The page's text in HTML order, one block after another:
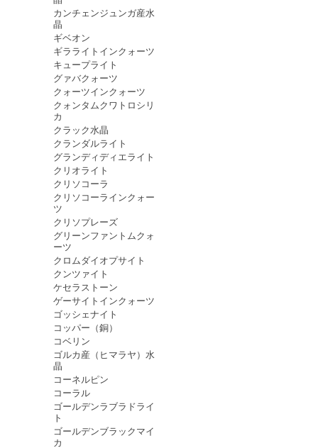
カンチェンジュンガ産水
晶
ギベオン
ギラライトインクォーツ
キュープライト
グァバクォーツ
クォーツインクォーツ
クォンタムクワトロシリ
カ
クラック水晶
クランダルライト
グランディディエライト
クリオライト
クリソコーラ
クリソコーラインクォー
ツ
クリソプレーズ
グリーンファントムクォ
ーツ
クロムダイオプサイト
クンツァイト
ケセラストーン
ゲーサイトインクォーツ
ゴッシェナイト
コッパー（銅）
コベリン
ゴルカ産（ヒマラヤ）水
晶
コーネルピン
コーラル
ゴールデンラブラドライ
ト
ゴールデンブラックマイ
カ